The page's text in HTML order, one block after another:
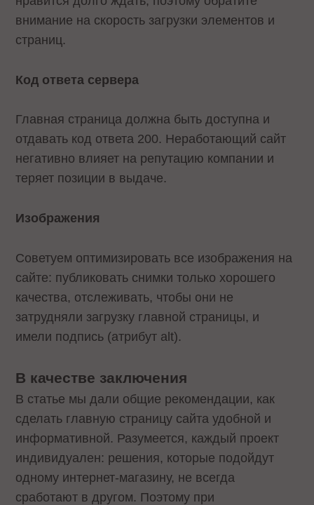
внимание на скорость загрузки элементов и
страниц.
Код ответа сервера
Главная страница должна быть доступна и
отдавать код ответа 200. Неработающий сайт
негативно влияет на репутацию компании и
теряет позиции в выдаче.
Изображения
Советуем оптимизировать все изображения на
сайте: публиковать снимки только хорошего
качества, отслеживать, чтобы они не
затрудняли загрузку главной страницы, и
имели подпись (атрибут alt).
В качестве заключения
В статье мы дали общие рекомендации, как
сделать главную страницу сайта удобной и
информативной. Разумеется, каждый проект
индивидуален: решения, которые подойдут
одному интернет-магазину, не всегда
сработают в другом. Поэтому при